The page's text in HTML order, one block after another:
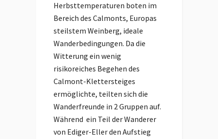
Herbsttemperaturen boten im
Bereich des Calmonts, Europas
steilstem Weinberg, ideale
Wanderbedingungen. Da die
Witterung ein wenig
risikoreiches Begehen des
Calmont-Klettersteiges
ermöglichte, teilten sich die
Wanderfreunde in 2 Gruppen auf.
Während ein Teil der Wanderer
von Ediger-Eller den Aufstieg